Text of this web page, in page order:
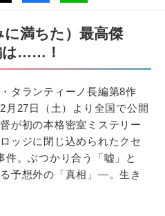
満ちた）最高傑
は……！
タランティーノ長編第8作
月27日（土）より全国で公開
が初の本格密室ミステリー
ッジに閉じ込められたクセ
。ぶつかり合う「嘘」と
予想外の「真相」―。生き